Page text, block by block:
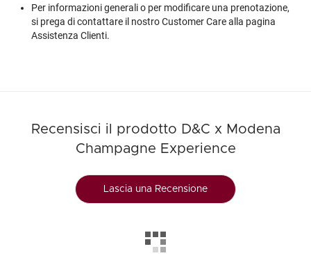
Per informazioni generali o per modificare una prenotazione,
si prega di contattare il nostro Customer Care alla pagina
Assistenza Clienti.
Recensisci il prodotto D&C x Modena
Champagne Experience
Lascia una Recensione